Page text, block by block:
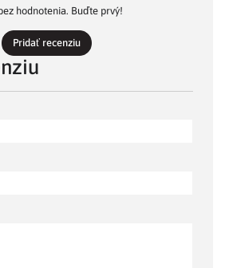
hodnotenia. Buďte prvý!
Pridať recenziu